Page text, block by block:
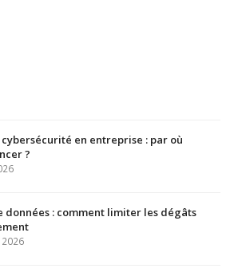
en entreprise : par où
?
données : comment limiter les dégâts